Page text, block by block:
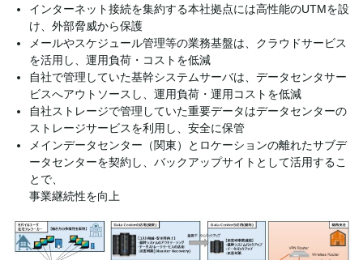
インターネット接続を集約する本社拠点には高性能のUTMを設
け、外部脅威から保護
メールやスケジュール管理等の業務基盤は、クラウドサービス
を活用し、運用負荷・コストを低減
自社で管理していた基幹システムサーバは、データセンタサー
ビスへアウトソースし、運用負荷・運用コストを低減
自社ストレージで管理していた重要データはデータセンターの
ストレージサービスを利用し、安全に保管
メインデータセンター（関東）とロケーションの離れたサブデ
ータセンターを契約し、バックアップサイトとして活用するこ
とで、
事業継続性を向上